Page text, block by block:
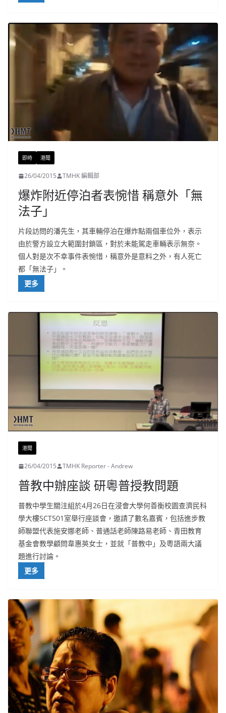
即時 港聞
26/04/2015 TMHK 編輯部
爆炸附近停泊者表惋惜 稱意外「無
法子」
片段訪問的潘先生，其車輛停泊在爆炸點兩個車位外，表示
由於警方設立大範圍封鎖區，對於未能駕走車輛表示無奈。
個人對是次不幸事件表惋惜，稱意外是意料之外，有人死亡
都「無法子」。
更多
港聞
26/04/2015 TMHK Reporter - Andrew
普教中辦座談 研粵普授教問題
普教中學生關注組於4月26日在浸會大學何善衡校園查濟民科
學大樓SCT501室舉行座談會，邀請了數名嘉賓，包括進步教
師聯盟代表施安娜老師、普通話老師陳路易老師、青田教育
基金會教學顧問韋惠英女士，並就「普教中」及粵語兩大議
題進行討論。
更多